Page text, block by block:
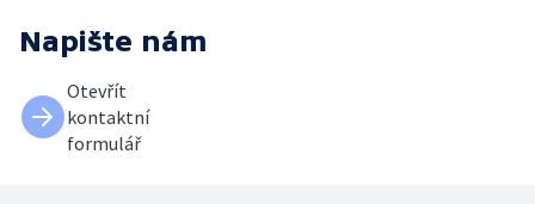
Napište nám
Otevřít
kontaktní
formulář